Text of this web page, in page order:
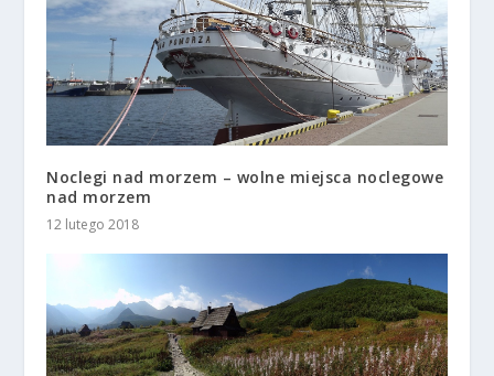
Noclegi nad morzem – wolne miejsca noclegowe
nad morzem
12 lutego 2018